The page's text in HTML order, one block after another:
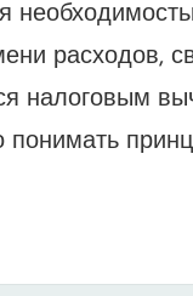
расходов,
налоговым
понимать